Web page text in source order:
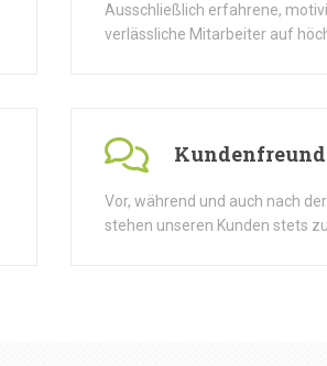
Ausschließlich erfahrene,
verlässliche Mitarbeiter auf
Vor, während und auch nach
stehen unseren Kunden stets